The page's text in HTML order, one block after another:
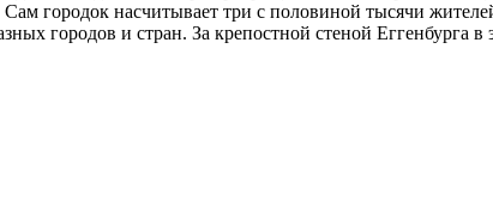
городок насчитывает три с половиной тысячи
городов и стран. За крепостной стеной Еггенбурга в